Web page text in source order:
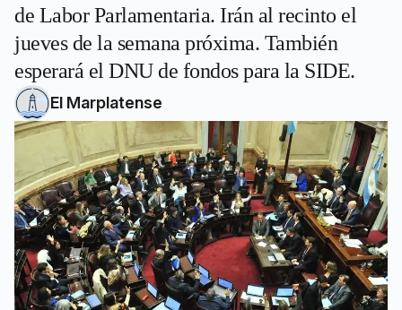
de Labor Parlamentaria. Irán al recinto el
jueves de la semana próxima. También
esperará el DNU de fondos para la SIDE.
El Marplatense